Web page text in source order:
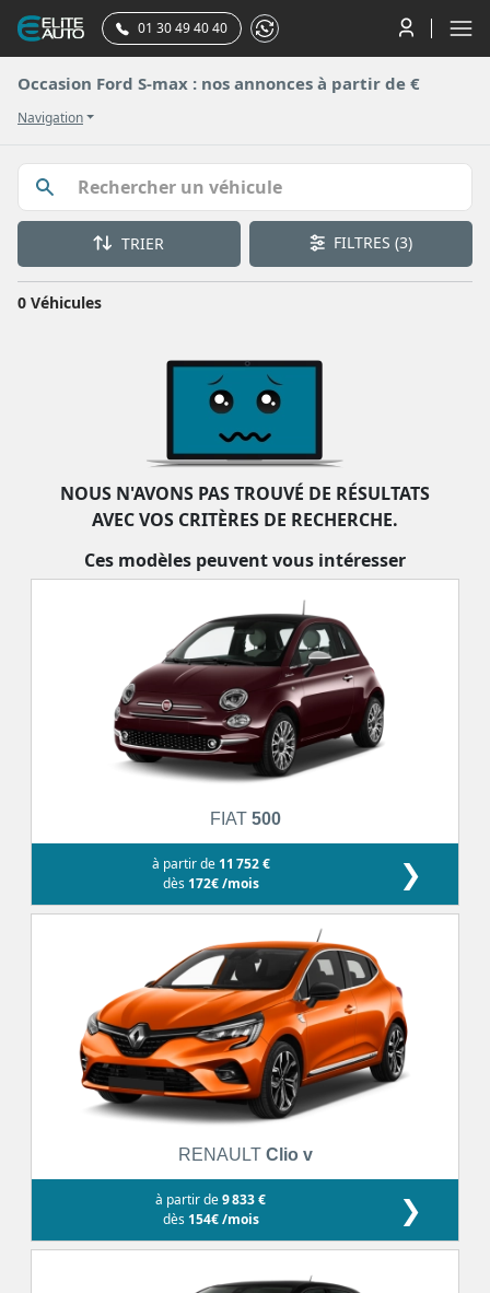
01 30 49 40 40
Occasion Ford S-max : nos annonces à partir de €
Navigation
TRIER FILTRES(3)
0 Véhicules
NOUS N'AVONS PAS TROUVÉ DE RÉSULTATS
AVEC VOS CRITÈRES DE RECHERCHE.
Ces modèles peuvent vous intéresser
FIAT 500
à partir de 11 752 €
dès 172€ /mois ❯
RENAULT Clio v
à partir de9 833 €
dès 154€ /mois ❯